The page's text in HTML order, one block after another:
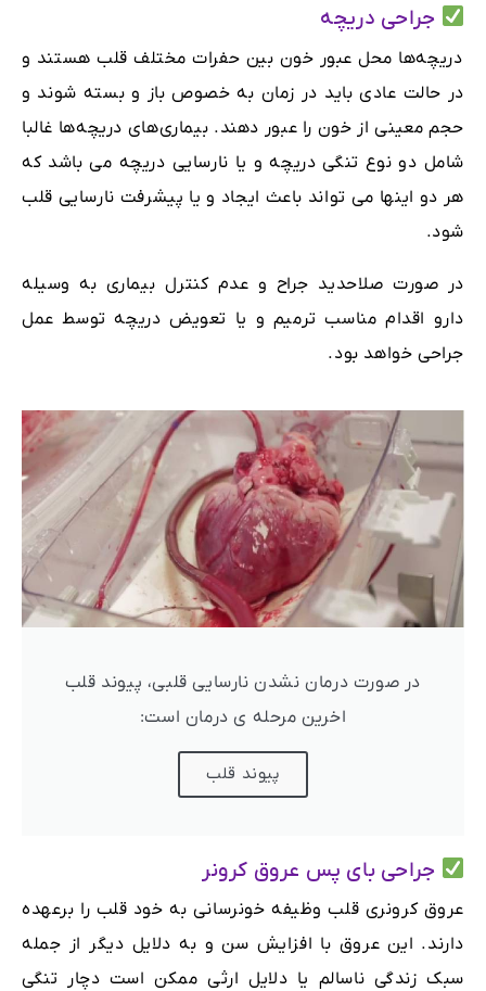
جراحی دریچه
دریچه‌ها محل عبور خون بین حفرات مختلف قلب هستند و
در حالت عادی باید در زمان به خصوص باز و بسته شوند و
حجم معینی از خون را عبور دهند. بیماری‌های دریچه‌ها غالبا
شامل دو نوع تنگی دریچه و یا نارسایی دریچه می باشد که
هر دو اینها می تواند باعث ایجاد و یا پیشرفت نارسایی قلب
شود.
در صورت صلاحدید جراح و عدم کنترل بیماری به وسیله
دارو اقدام مناسب ترمیم و یا تعویض دریچه توسط عمل
جراحی خواهد بود.
در صورت درمان نشدن نارسایی قلبی، پیوند قلب
اخرین مرحله ی درمان است:
پیوند قلب
جراحی بای پس عروق کرونر
عروق کرونری قلب وظیفه خونرسانی به خود قلب را برعهده
دارند. این عروق با افزایش سن و به دلایل دیگر از جمله
سبک زندگی ناسالم یا دلایل ارثی ممکن است دچار تنگی